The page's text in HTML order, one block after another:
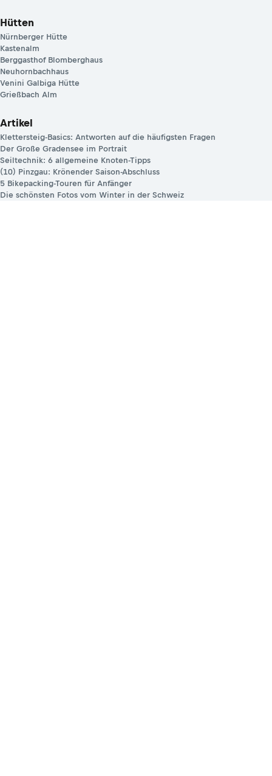
Hütten
Nürnberger Hütte
Kastenalm
Berggasthof Blomberghaus
Neuhornbachhaus
Venini Galbiga Hütte
Grießbach Alm
Artikel
Klettersteig-Basics: Antworten auf die häufigsten Fragen
Der Große Gradensee im Portrait
Seiltechnik: 6 allgemeine Knoten-Tipps
(10) Pinzgau: Krönender Saison-Abschluss
5 Bikepacking-Touren für Anfänger
Die schönsten Fotos vom Winter in der Schweiz